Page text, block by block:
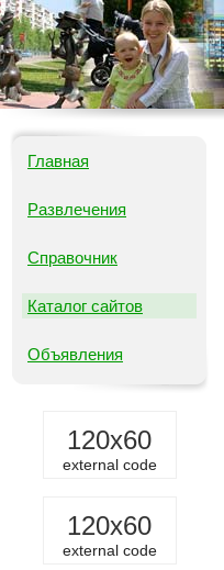
Главная
Развлечения
Справочник
Каталог сайтов
Объявления
120x60
external code
120x60
external code